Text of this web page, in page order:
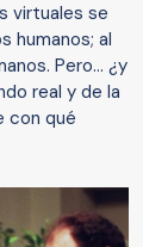
virtuales se
humanos; al
Pero... ¿y
real y de la
con qué